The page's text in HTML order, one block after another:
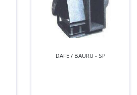
DAFE / BAURU - SP